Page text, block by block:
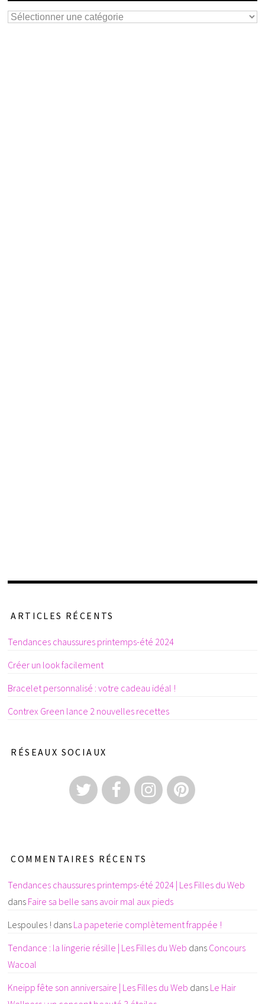
ARTICLES RÉCENTS
Tendances chaussures printemps-été 2024
Créer un look facilement
Bracelet personnalisé : votre cadeau idéal !
Contrex Green lance 2 nouvelles recettes
RÉSEAUX SOCIAUX
COMMENTAIRES RÉCENTS
Tendances chaussures printemps-été 2024 | Les Filles du Web
dans Faire sa belle sans avoir mal aux pieds
Lespoules ! dans La papeterie complètement frappée !
Tendance : la lingerie résille | Les Filles du Web dans Concours
Wacoal
Kneipp fête son anniversaire | Les Filles du Web dans Le Hair